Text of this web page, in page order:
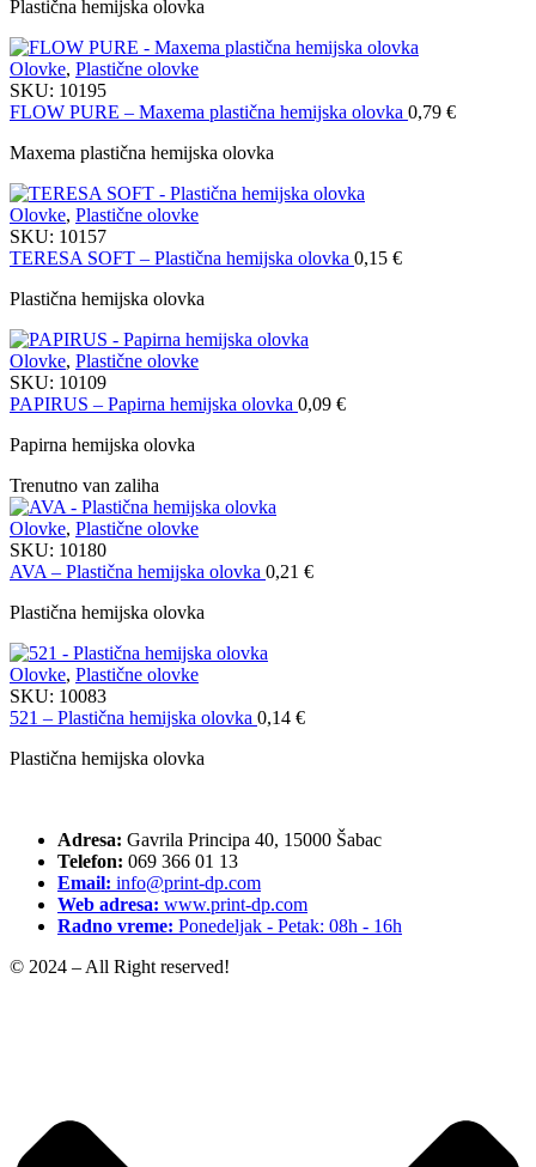
Plastična hemijska olovka
Olovke, Plastične olovke
SKU: 10195
FLOW PURE – Maxema plastična hemijska olovka 0,79 €
Maxema plastična hemijska olovka
Olovke, Plastične olovke
SKU: 10157
TERESA SOFT – Plastična hemijska olovka 0,15 €
Plastična hemijska olovka
Olovke, Plastične olovke
SKU: 10109
PAPIRUS – Papirna hemijska olovka 0,09 €
Papirna hemijska olovka
Trenutno van zaliha
Olovke, Plastične olovke
SKU: 10180
AVA – Plastična hemijska olovka 0,21 €
Plastična hemijska olovka
Olovke, Plastične olovke
SKU: 10083
521 – Plastična hemijska olovka 0,14 €
Plastična hemijska olovka
Adresa: Gavrila Principa 40, 15000 Šabac
Telefon: 069 366 01 13
Email: info@print-dp.com
Web adresa: www.print-dp.com
Radno vreme: Ponedeljak - Petak: 08h - 16h
© 2024 – All Right reserved!